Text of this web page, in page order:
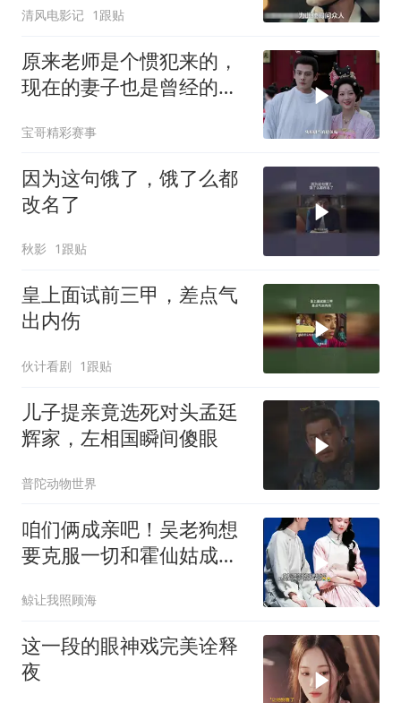
清风电影记 1跟贴
原来老师是个惯犯来的，
现在的妻子也是曾经的学
宝哥精彩赛事
因为这句饿了，饿了么都
改名了
秋影 1跟贴
皇上面试前三甲，差点气
出内伤
伙计看剧 1跟贴
儿子提亲竟选死对头孟廷
辉家，左相国瞬间傻眼
普陀动物世界
咱们俩成亲吧！吴老狗想
要克服一切和霍仙姑成
鲸让我照顾海
这一段的眼神戏完美诠释
夜